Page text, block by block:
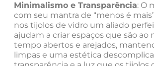
Minimalismo e Transparência: O
com seu mantra de “menos é
nos tijolos de vidro um aliado
ajudam a criar espaços que são ao
tempo abertos e arejados,
limpas e uma estética